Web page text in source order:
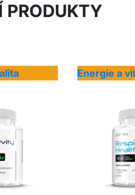
PRODUKTY
Energie a